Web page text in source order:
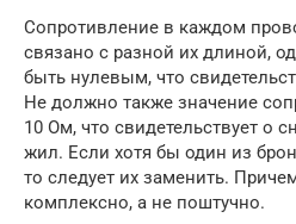
Сопротивление в каждом
связано с разной их длиной,
быть нулевым, что
Не должно также значение
10 Ом, что свидетельствует о
жил. Если хотя бы один из
то следует их заменить.
комплексно, а не поштучно.